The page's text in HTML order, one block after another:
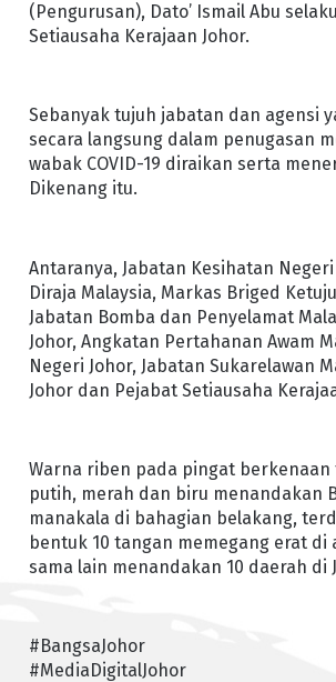
(Pengurusan), Dato’ Ismail Abu
Setiausaha Kerajaan Johor.
Sebanyak tujuh jabatan dan agensi
secara langsung dalam penugasan
wabak COVID-19 diraikan serta
Dikenang itu.
Antaranya, Jabatan Kesihatan Negeri
Diraja Malaysia, Markas Briged
Jabatan Bomba dan Penyelamat
Johor, Angkatan Pertahanan Awam
Negeri Johor, Jabatan Sukarelawan
Johor dan Pejabat Setiausaha
Warna riben pada pingat
putih, merah dan biru menandakan
manakala di bahagian belakang,
bentuk 10 tangan memegang erat di
sama lain menandakan 10 daerah di
#BangsaJohor
#MediaDigitalJohor